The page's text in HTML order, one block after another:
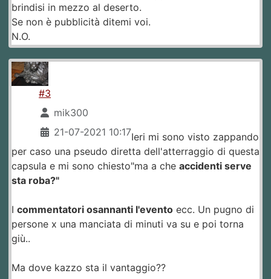
brindisi in mezzo al deserto.
Se non è pubblicità ditemi voi.
N.O.
#3
mik300
21-07-2021 10:17Ieri mi sono visto zappando
per caso una pseudo diretta dell'atterraggio di questa
capsula e mi sono chiesto"ma a che accidenti serve
sta roba?"
I commentatori osannanti l'evento ecc. Un pugno di
persone x una manciata di minuti va su e poi torna
giù..
Ma dove kazzo sta il vantaggio??